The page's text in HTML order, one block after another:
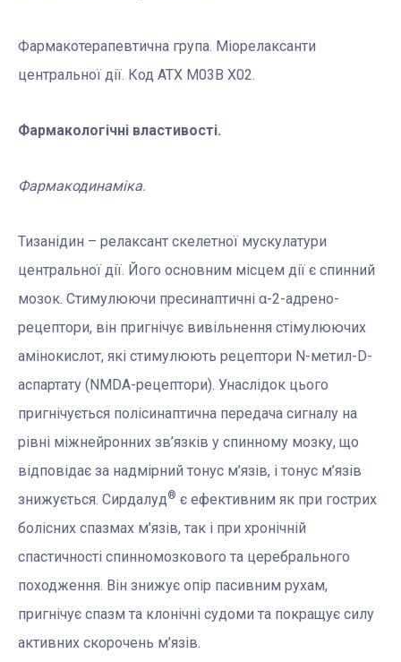
Фармакотерапевтична група. Міорелаксанти
центральної дії. Код АТХ M03B X02.
Фармакологічні властивості.
Фармакодинаміка.
Тизанідин – релаксант скелетної мускулатури
центральної дії. Його основним місцем дії є спинний
мозок. Стимулюючи пресинаптичні α-2-адрено-
рецептори, він пригнічує вивільнення стімулюючих
амінокислот, які стимулюють рецептори N-метил-D-
аспартату (NMDA-рецептори). Унаслідок цього
пригнічується полісинаптична передача сигналу на
рівні міжнейронних зв’язків у спинному мозку, що
відповідає за надмірний тонус м’язів, і тонус м’язів
знижується. Сирдалуд® є ефективним як при гострих
болісних спазмах м’язів, так і при хронічній
спастичності спинномозкового та церебрального
походження. Він знижує опір пасивним рухам,
пригнічує спазм та клонічні судоми та покращує силу
активних скорочень м’язів.